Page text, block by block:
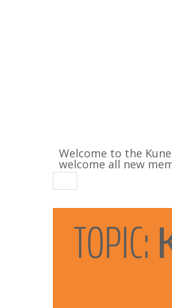
Welcome to the
welcome all new
TOPIC: